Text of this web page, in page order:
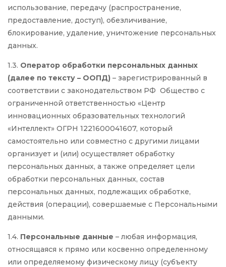
использование, передачу (распространение,
предоставление, доступ), обезличивание,
блокирование, удаление, уничтожение персональных
данных.
1.3. Оператор обработки персональных данных
(далее по тексту – ООПД) – зарегистрированный в
соответствии с законодательством РФ Общество с
ограниченной ответственностью «Центр
инновационных образовательных технологий
«Интеллект» ОГРН 1221600041607, который
самостоятельно или совместно с другими лицами
организует и (или) осуществляет обработку
персональных данных, а также определяет цели
обработки персональных данных, состав
персональных данных, подлежащих обработке,
действия (операции), совершаемые с Персональными
данными.
1.4. Персональные данные – любая информация,
относящаяся к прямо или косвенно определенному
или определяемому физическому лицу (субъекту